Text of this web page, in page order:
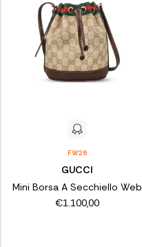
FW26
GUCCI
Mini Borsa A Secchiello Web
€1.100,00